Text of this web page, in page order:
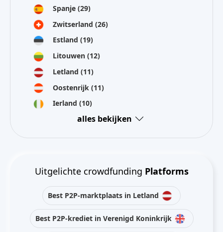
Spanje (29)
Zwitserland (26)
Estland (19)
Litouwen (12)
Letland (11)
Oostenrijk (11)
Ierland (10)
alles bekijken
Uitgelichte crowdfunding Platforms
Best P2P-marktplaats in Letland
Best P2P-krediet in Verenigd Koninkrijk